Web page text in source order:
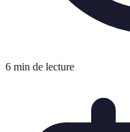
6 min de lecture